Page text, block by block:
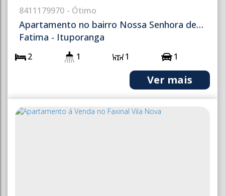
Apartamento no bairro Nossa Senhora de
Fatima - Ituporanga
8411179970
2 1 1 1